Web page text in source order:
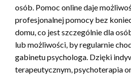
osób. Pomoc online daje
profesjonalnej pomocy bez
domu, co jest szczególnie dla
lub możliwości, by regularnie
gabinetu psychologa. Dzięki
terapeutycznym, psychoterapia